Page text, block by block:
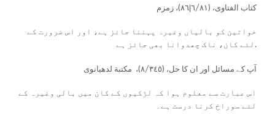
كتاب الفتاوی، (٦/٨١|٨٦)، زمزم
خواتین کو بالیاں وغیرہ پہننا جائز ہے، اور اس ضرورت کے
لئے کان، ناک چھدوانا بھی جائز ہے.
آپ کے مسائل اور ان کا حل، (٨/٣٤٥)، مكتبة لدھیانوی
اس عبارت سے معلوم ہوا کہ لڑکیوں کے کان میں بالی وغیرہ کے
لئے سوراخ کرنا درست ہے۔